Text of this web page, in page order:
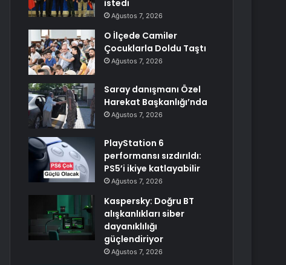
istedi
Ağustos 7, 2026
O İlçede Camiler
Çocuklarla Doldu Taştı
Ağustos 7, 2026
Saray danışmanı Özel
Harekat Başkanlığı’nda
Ağustos 7, 2026
PlayStation 6
performansı sızdırıldı:
PS5’i ikiye katlayabilir
Ağustos 7, 2026
Kaspersky: Doğru BT
alışkanlıkları siber
dayanıklılığı
güçlendiriyor
Ağustos 7, 2026